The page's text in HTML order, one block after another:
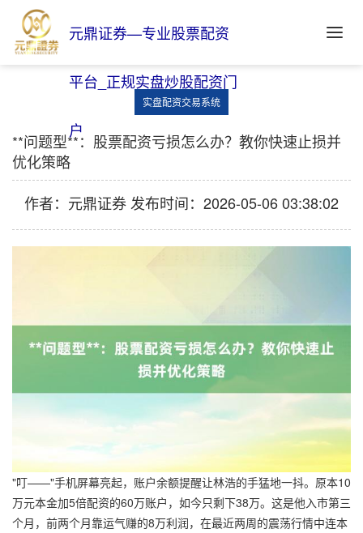
元鼎证券—专业股票配资
平台_正规实盘炒股配资门
户
实盘配资交易系统
**问题型**：股票配资亏损怎么办？教你快速止损并
优化策略
作者：元鼎证券 发布时间：2026-05-06 03:38:02
"叮——"手机屏幕亮起，账户余额提醒让林浩的手猛地一抖。原本10
万元本金加5倍配资的60万账户，如今只剩下38万。这是他入市第三
个月，前两个月靠运气赚的8万利润，在最近两周的震荡行情中连本